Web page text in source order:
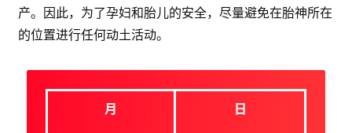
产。因此，为了孕妇和胎儿的安全，尽量避免在胎神所在
的位置进行任何动土活动。
月 日